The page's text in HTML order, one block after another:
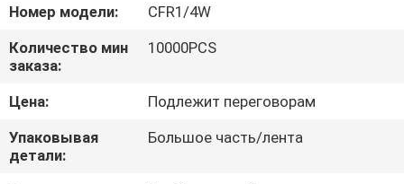
ПУТЕШЕСТВИЕ
ФАБРИКИ
ПРОВЕРКА
КАЧЕСТВА
Номер модели:
CFR1/4W
Количество мин
заказа:
10000PCS
Цена:
Подлежит переговорам
Упаковывая
детали:
Большое часть/лента